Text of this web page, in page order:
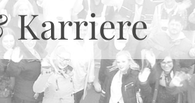
Karriere